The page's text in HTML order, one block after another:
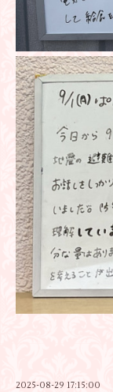
2025-08-29 17:15:00